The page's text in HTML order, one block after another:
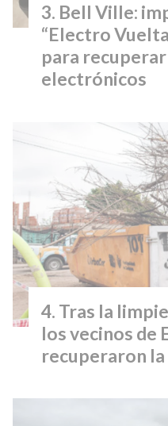
Bell Ville:
“Electro
para
electrónicos
Tras la
los vecinos de
recuperaron